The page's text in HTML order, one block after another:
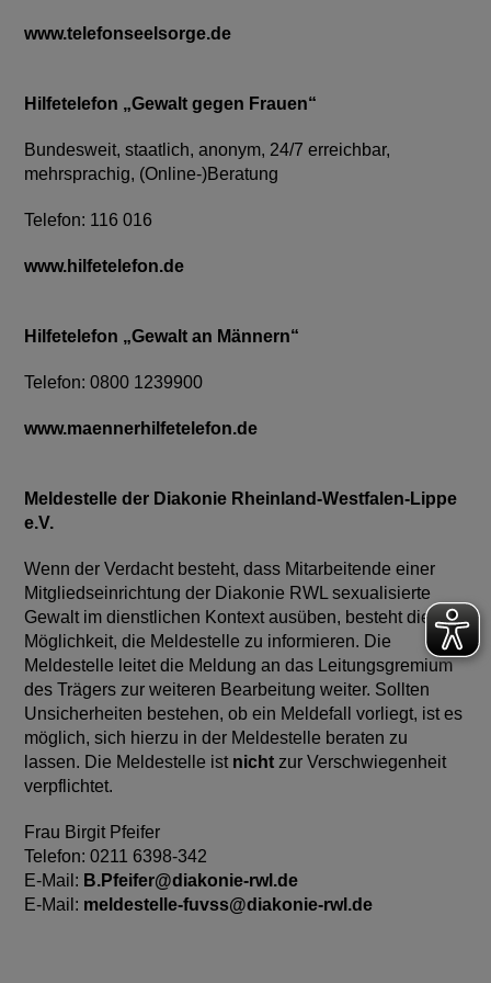
www.telefonseelsorge.de
Hilfetelefon „Gewalt gegen Frauen“
Bundesweit, staatlich, anonym, 24/7 erreichbar,
mehrsprachig, (Online-)Beratung
Telefon: 116 016
www.hilfetelefon.de
Hilfetelefon „Gewalt an Männern“
Telefon: 0800 1239900
www.maennerhilfetelefon.de
Meldestelle der Diakonie Rheinland-Westfalen-Lippe
e.V.
Wenn der Verdacht besteht, dass Mitarbeitende einer
Mitgliedseinrichtung der Diakonie RWL sexualisierte
Gewalt im dienstlichen Kontext ausüben, besteht die
Möglichkeit, die Meldestelle zu informieren. Die
Meldestelle leitet die Meldung an das Leitungsgremium
des Trägers zur weiteren Bearbeitung weiter. Sollten
Unsicherheiten bestehen, ob ein Meldefall vorliegt, ist es
möglich, sich hierzu in der Meldestelle beraten zu
lassen. Die Meldestelle ist nicht zur Verschwiegenheit
verpflichtet.
Frau Birgit Pfeifer
Telefon: 0211 6398-342
E-Mail: B.Pfeifer@diakonie-rwl.de
E-Mail: meldestelle-fuvss@diakonie-rwl.de